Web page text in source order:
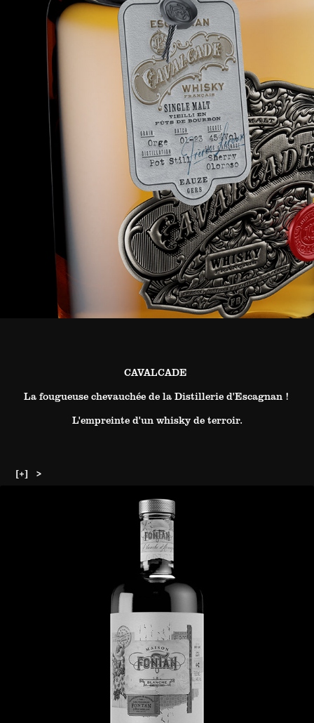
CAVALCADE
La fougueuse chevauchée de la Distillerie d'Escagnan !
L'empreinte d'un whisky de terroir.
[+]   >